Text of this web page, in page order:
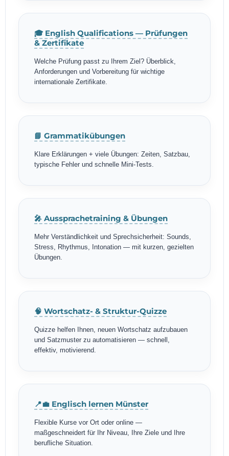
🎓 English Qualifications — Prüfungen
& Zertifikate
Welche Prüfung passt zu Ihrem Ziel? Überblick,
Anforderungen und Vorbereitung für wichtige
internationale Zertifikate.
📘 Grammatikübungen
Klare Erklärungen + viele Übungen: Zeiten, Satzbau,
typische Fehler und schnelle Mini-Tests.
🎤 Aussprachetraining & Übungen
Mehr Verständlichkeit und Sprechsicherheit: Sounds,
Stress, Rhythmus, Intonation — mit kurzen, gezielten
Übungen.
🧠 Wortschatz- & Struktur-Quizze
Quizze helfen Ihnen, neuen Wortschatz aufzubauen
und Satzmuster zu automatisieren — schnell,
effektiv, motivierend.
📍💼 Englisch lernen Münster
Flexible Kurse vor Ort oder online —
maßgeschneidert für Ihr Niveau, Ihre Ziele und Ihre
berufliche Situation.